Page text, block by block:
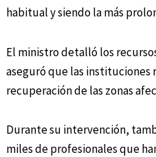
habitual y siendo la más
El ministro detalló los
aseguró que las instituciones
recuperación de las zonas
Durante su intervención,
miles de profesionales que